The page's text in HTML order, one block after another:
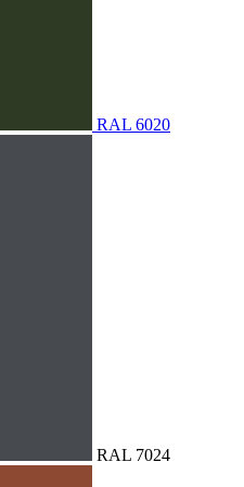
RAL 6020
RAL 7024